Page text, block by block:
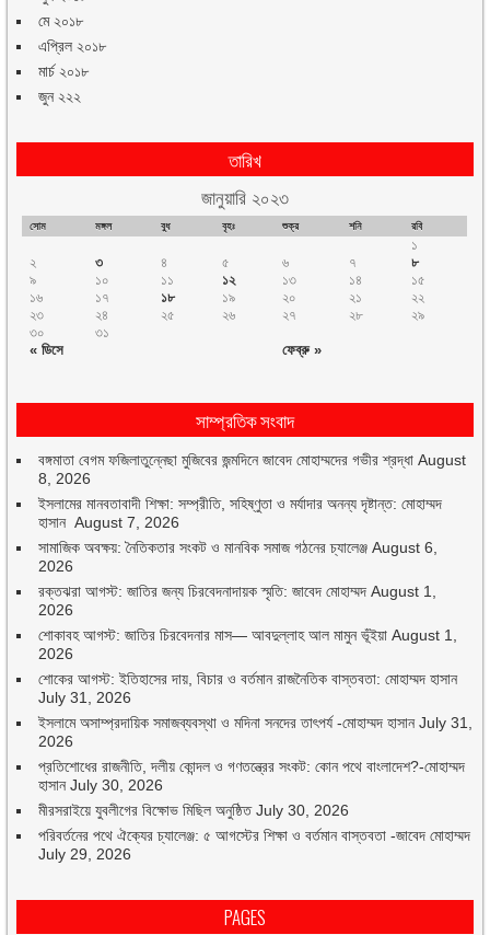
মে ২০১৮
এপ্রিল ২০১৮
মার্চ ২০১৮
জুন ২২২
তারিখ
জানুয়ারি ২০২৩
সোম মঙ্গল বুধ বৃহঃ শুক্র শনি রবি
« ডিসে ফেব্রু »
১
২
৩ ৪ ৫ ৬ ৭
৮
৯
১০ ১১ ১২ ১৩ ১৪
১৫
১৬
১৭ ১৮ ১৯ ২০ ২১
২২
২৩
২৪ ২৫ ২৬ ২৭ ২৮
২৯
৩০
৩১
সাম্প্রতিক সংবাদ
বঙ্গমাতা বেগম ফজিলাতুন্নেছা মুজিবের জন্মদিনে জাবেদ মোহাম্মদের গভীর শ্রদ্ধা August
8, 2026
ইসলামের মানবতাবাদী শিক্ষা: সম্প্রীতি, সহিষ্ণুতা ও মর্যাদার অনন্য দৃষ্টান্ত: মোহাম্মদ
হাসান August 7, 2026
সামাজিক অবক্ষয়: নৈতিকতার সংকট ও মানবিক সমাজ গঠনের চ্যালেঞ্জ August 6,
2026
রক্তঝরা আগস্ট: জাতির জন্য চিরবেদনাদায়ক স্মৃতি: জাবেদ মোহাম্মদ August 1,
2026
শোকাবহ আগস্ট: জাতির চিরবেদনার মাস— আবদুল্লাহ আল মামুন ভূঁইয়া August 1,
2026
শোকের আগস্ট: ইতিহাসের দায়, বিচার ও বর্তমান রাজনৈতিক বাস্তবতা: মোহাম্মদ হাসান
July 31, 2026
ইসলামে অসাম্প্রদায়িক সমাজব্যবস্থা ও মদিনা সনদের তাৎপর্য -মোহাম্মদ হাসান July 31,
2026
প্রতিশোধের রাজনীতি, দলীয় কোন্দল ও গণতন্ত্রের সংকট: কোন পথে বাংলাদেশ?-মোহাম্মদ
হাসান July 30, 2026
মীরসরাইয়ে যুবলীগের বিক্ষোভ মিছিল অনুষ্ঠিত July 30, 2026
পরিবর্তনের পথে ঐক্যের চ্যালেঞ্জ: ৫ আগস্টের শিক্ষা ও বর্তমান বাস্তবতা -জাবেদ মোহাম্মদ
July 29, 2026
PAGES